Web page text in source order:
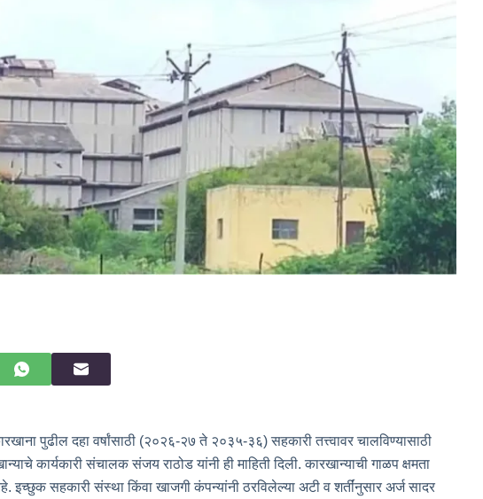
पुढील दहा वर्षांसाठी (२०२६-२७ ते २०३५-३६) सहकारी तत्त्वावर चालविण्यासाठी
कार्यकारी संचालक संजय राठोड यांनी ही माहिती दिली. कारखान्याची गाळप क्षमता
सहकारी संस्था किंवा खाजगी कंपन्यांनी ठरविलेल्या अटी व शर्तींनुसार अर्ज सादर